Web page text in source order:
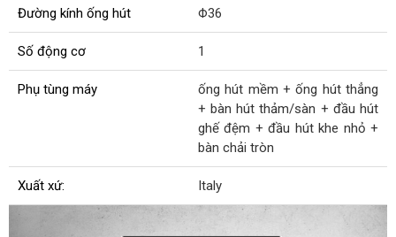
Đường kính ống hút Φ36
Số động cơ 1
Phụ tùng máy
ống hút mềm + ống hút thẳng
+ bàn hút thảm/sàn + đầu hút
ghế đệm + đầu hút khe nhỏ +
bàn chải tròn
Xuất xứ: Italy